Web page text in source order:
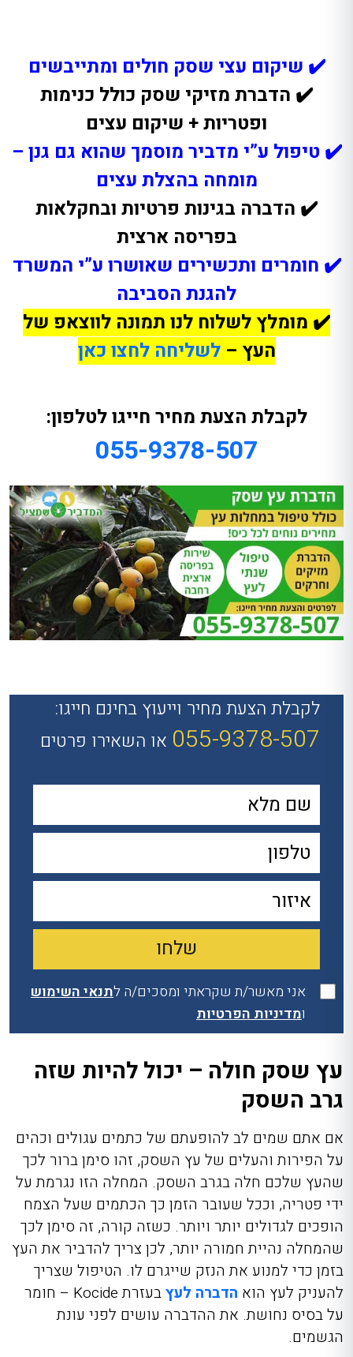
✔️ שיקום עצי שסק חולים ומתייבשים
✔️ הדברת מזיקי שסק כולל כנימות
ופטריות + שיקום עצים
✔️ טיפול ע”י מדביר מוסמך שהוא גם גנן –
מומחה בהצלת עצים
✔️ הדברה בגינות פרטיות ובחקלאות
בפריסה ארצית
✔️ חומרים ותכשירים שאושרו ע”י המשרד
להגנת הסביבה
✔️ מומלץ לשלוח לנו תמונה לווצאפ של
העץ –לשליחה לחצו כאן
לקבלת הצעת מחיר חייגו לטלפון:
055-9378-507
לקבלת הצעת מחיר וייעוץ בחינם חייגו:
055-9378-507 או השאירו פרטים
אני מאשר/ת שקראתי ומסכים/ה לתנאי השימוש
ומדיניות הפרטיות
עץ שסק חולה – יכול להיות שזה
גרב השסק
אם אתם שמים לב להופעתם של כתמים עגולים וכהים
על הפירות והעלים של עץ השסק, זהו סימן ברור לכך
שהעץ שלכם חלה בגרב השסק. המחלה הזו נגרמת על
ידי פטריה, וככל שעובר הזמן כך הכתמים שעל הצמח
הופכים לגדולים יותר ויותר. כשזה קורה, זה סימן לכך
שהמחלה נהיית חמורה יותר, לכן צריך להדביר את העץ
בזמן כדי למנוע את הנזק שייגרם לו. הטיפול שצריך
להעניק לעץ הוא הדברה לעץבעזרתKocide – חומר
על בסיס נחושת. את ההדברה עושים לפני עונת
הגשמים.